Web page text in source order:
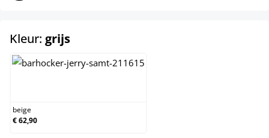
Kleur: grijsselect
beige
€ 62,90